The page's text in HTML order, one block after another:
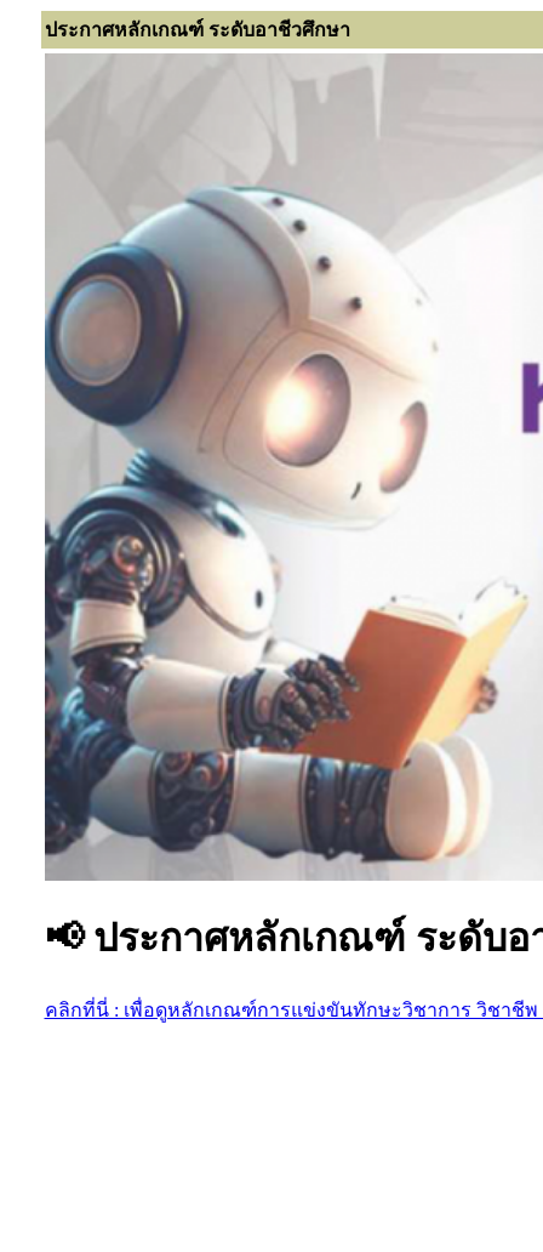
ประกาศหลักเกณฑ์ ระดับอาชีวศึกษา
📢 ประกาศหลักเกณฑ์ ระดับอ
คลิกที่นี่ : เพื่อดูหลักเกณฑ์การแข่งขันทักษะวิชาการ วิชาชีพ